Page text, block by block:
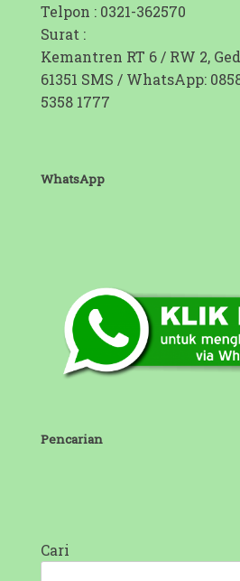
Telpon : 0321-362570
Surat :
Kemantren RT 6 / RW 2,
61351 SMS / WhatsApp:
5358 1777
WhatsApp
Pencarian
Cari